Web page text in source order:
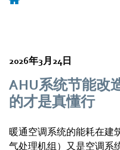
2026年3月24日
AHU系统节能改
的才是真懂行
暖通空调系统的能耗在建
气处理机组）又是空调系